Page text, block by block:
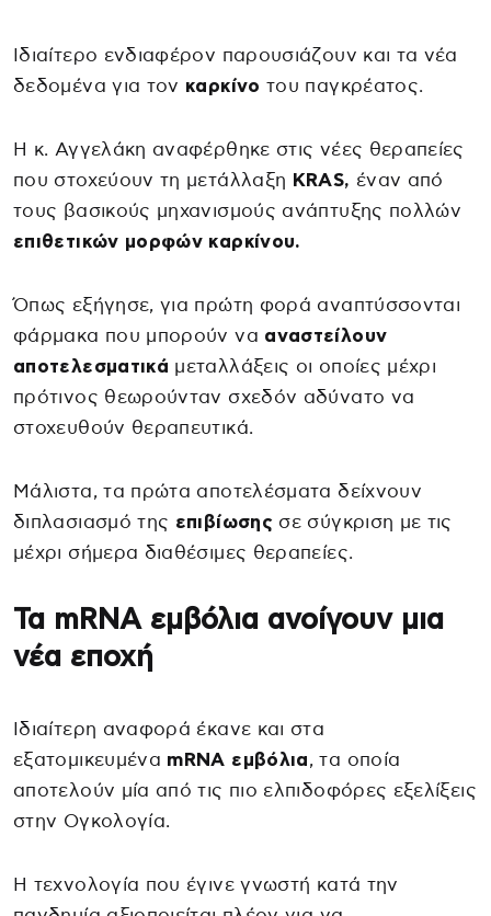
Ιδιαίτερο ενδιαφέρον παρουσιάζουν και τα νέα
δεδομένα για τον καρκίνο του παγκρέατος.
Η κ. Αγγελάκη αναφέρθηκε στις νέες θεραπείες
που στοχεύουν τη μετάλλαξη KRAS, έναν από
τους βασικούς μηχανισμούς ανάπτυξης πολλών
επιθετικών μορφών καρκίνου.
Όπως εξήγησε, για πρώτη φορά αναπτύσσονται
φάρμακα που μπορούν να αναστείλουν
αποτελεσματικά μεταλλάξεις οι οποίες μέχρι
πρότινος θεωρούνταν σχεδόν αδύνατο να
στοχευθούν θεραπευτικά.
Μάλιστα, τα πρώτα αποτελέσματα δείχνουν
διπλασιασμό της επιβίωσης σε σύγκριση με τις
μέχρι σήμερα διαθέσιμες θεραπείες.
Τα mRNA εμβόλια ανοίγουν μια
νέα εποχή
Ιδιαίτερη αναφορά έκανε και στα
εξατομικευμένα mRNA εμβόλια, τα οποία
αποτελούν μία από τις πιο ελπιδοφόρες εξελίξεις
στην Ογκολογία.
Η τεχνολογία που έγινε γνωστή κατά την